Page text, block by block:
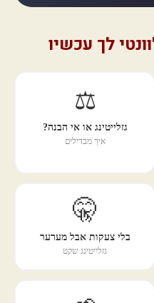
לך עכשיו
⚖️
גזלייטינג או אי הבנה?
איך מבדילים
🤫
בלי צעקות אבל מערער
גזלייטינג שקט